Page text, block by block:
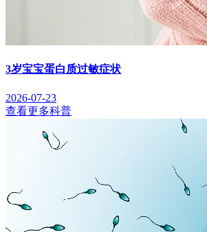
3岁宝宝蛋白质过敏症状
2026-07-23
查看更多科普